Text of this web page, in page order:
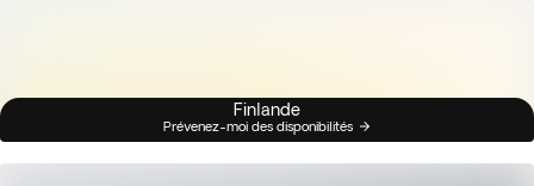
Finlande
Prévenez-moi des disponibilités